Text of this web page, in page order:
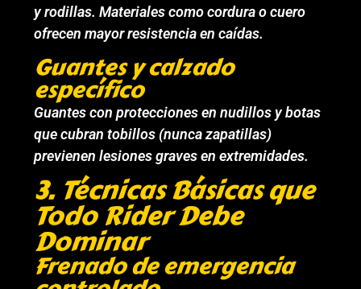
y rodillas. Materiales como cordura o cuero
ofrecen mayor resistencia en caídas.
Guantes y calzado
específico
Guantes con protecciones en nudillos y botas
que cubran tobillos (nunca zapatillas)
previenen lesiones graves en extremidades.
3. Técnicas Básicas que
Todo Rider Debe
Dominar
Frenado de emergencia